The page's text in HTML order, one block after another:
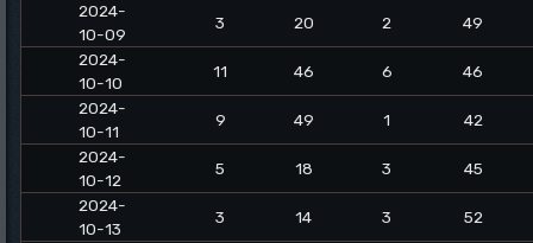
2024-
10-09
3 20 2
49
2024-
10-10
11 46 6
46
2024-
10-11
9 49 1
42
2024-
10-12
5 18 3
45
2024-
10-13
3 14 3
52